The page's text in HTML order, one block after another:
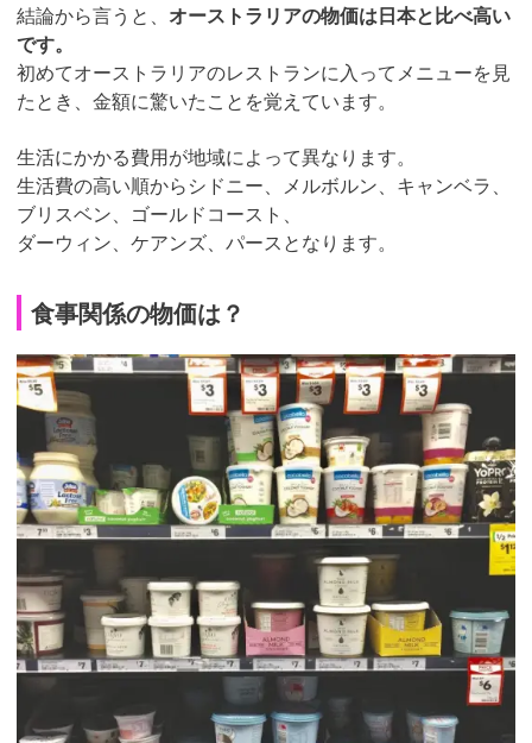
結論から言うと、 オーストラリアの物価は日本と比べ高い
です。
初めてオーストラリアのレストランに入ってメニューを見
たとき、金額に驚いたことを覚えています。
生活にかかる費用が地域によって異なります。
生活費の高い順からシドニー、メルボルン、キャンベラ、
ブリスベン、ゴールドコースト、
ダーウィン、ケアンズ、パースとなります。
食事関係の物価は？